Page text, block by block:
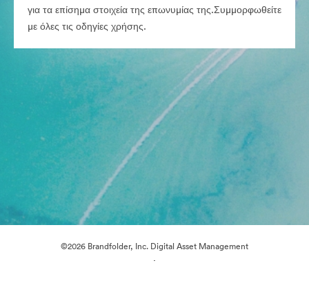
για τα επίσημα στοιχεία της επωνυμίας της.Συμμορφωθείτε
με όλες τις οδηγίες χρήσης.
©2026 Brandfolder, Inc. Digital Asset Management
·